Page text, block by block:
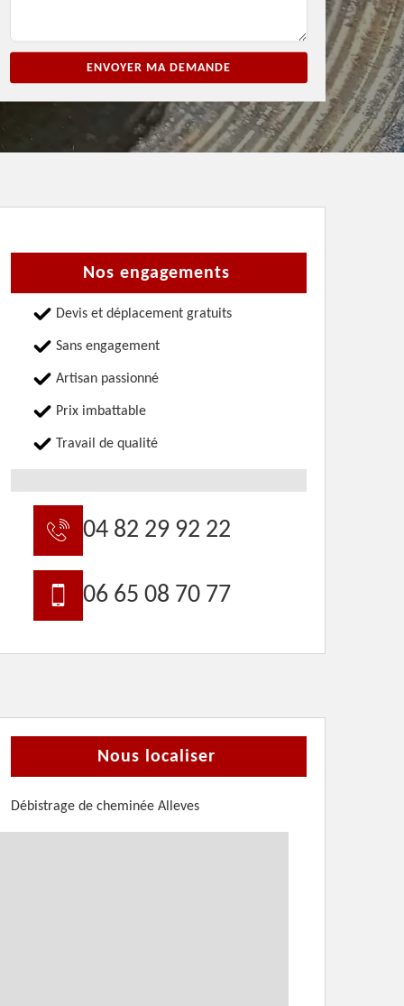
Nos engagements
Devis et déplacement gratuits
Sans engagement
Artisan passionné
Prix imbattable
Travail de qualité
04 82 29 92 22
06 65 08 70 77
Nous localiser
Débistrage de cheminée Alleves